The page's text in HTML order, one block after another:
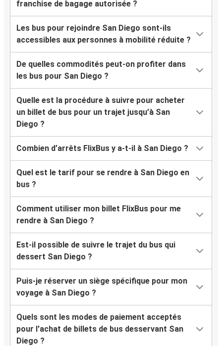
franchise de bagage autorisée ?
Les bus pour rejoindre San Diego sont-ils
accessibles aux personnes à mobilité réduite ?
De quelles commodités peut-on profiter dans
les bus pour San Diego ?
Quelle est la procédure à suivre pour acheter
un billet de bus pour un trajet jusqu’à San
Diego ?
Combien d’arrêts FlixBus y a-t-il à San Diego ?
Quel est le tarif pour se rendre à San Diego en
bus ?
Comment utiliser mon billet FlixBus pour me
rendre à San Diego ?
Est-il possible de suivre le trajet du bus qui
dessert San Diego ?
Puis-je réserver un siège spécifique pour mon
voyage à San Diego ?
Quels sont les modes de paiement acceptés
pour l'achat de billets de bus desservant San
Diego ?